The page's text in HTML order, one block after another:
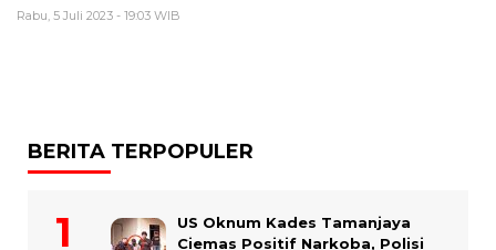
Rabu, 5 Juli 2023 - 19:03 WIB
BERITA TERPOPULER
US Oknum Kades Tamanjaya
Ciemas Positif Narkoba, Polisi